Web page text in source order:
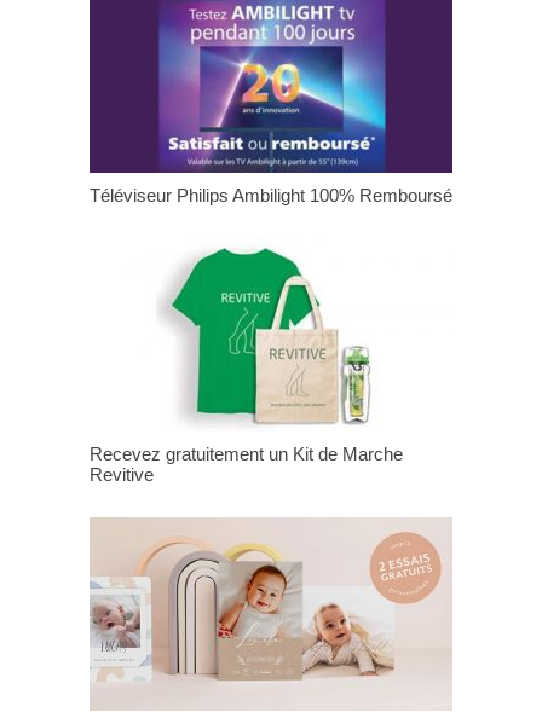
Téléviseur Philips Ambilight 100% Remboursé
Recevez gratuitement un Kit de Marche
Revitive